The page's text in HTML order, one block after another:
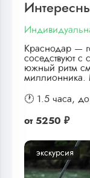
Краснодар —
соседствуют
южный ритм
миллионника.
🕐 1.5 часа, до
от 5250 ₽
экскурсия